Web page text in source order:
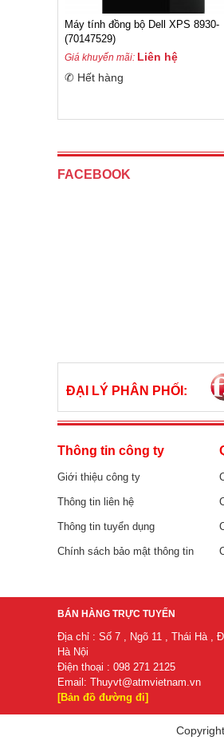
Máy tính đồng bộ Dell XPS 8930-
(70147529)
Giá khuyến mãi: Liên hệ
✆ Hết hàng
FACEBOOK
ĐẠI LÝ PHÂN PHỐI:
Thông tin công ty
Giới thiệu công ty
Thông tin liên hệ
Thông tin tuyển dụng
Chính sách bảo mật thông tin
BÁN HÀNG TRỰC TUYẾN
Địa chỉ : Số 7 , Ngõ 11 , Thái Hà ,
Hà Nội
Điện thoại : 098 271 2125
Email: Thuyvt@atmvietnam.vn
[Bản đồ đường đi]